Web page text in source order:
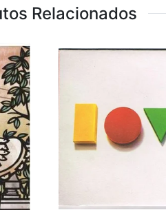
Relacionados